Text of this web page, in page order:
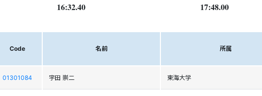
16:32.40 17:48.00
Code 名前 所属
01301084 宇田 崇二 東海大学